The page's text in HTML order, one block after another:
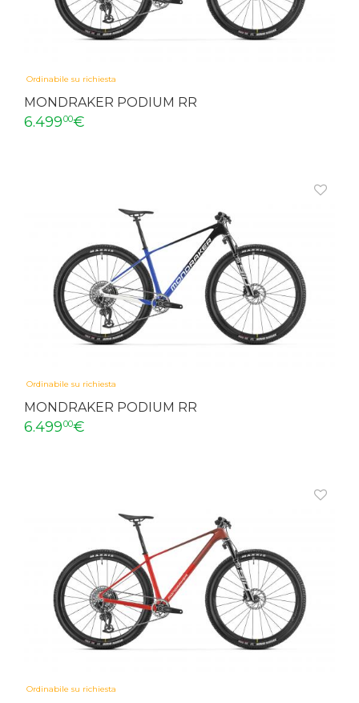
MONDRAKER PODIUM RR
6.49900€
Ordinabile su richiesta
MONDRAKER PODIUM RR
6.49900€
Ordinabile su richiesta
Ordinabile su richiesta